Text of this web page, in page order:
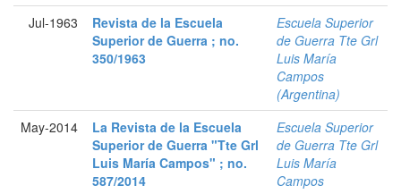
Jul-1963
Revista de la Escuela
Superior de Guerra ; no.
350/1963
Escuela Superior
de Guerra Tte Grl
Luis María
Campos
(Argentina)
May-2014
La Revista de la Escuela
Superior de Guerra "Tte Grl
Luis María Campos" ; no.
587/2014
Escuela Superior
de Guerra Tte Grl
Luis María
Campos